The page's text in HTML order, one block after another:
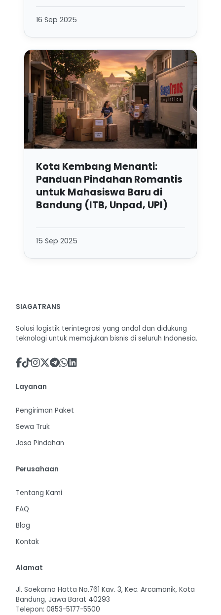
16 Sep 2025
Kota Kembang Menanti:
Panduan Pindahan Romantis
untuk Mahasiswa Baru di
Bandung (ITB, Unpad, UPI)
15 Sep 2025
SIAGATRANS
Solusi logistik terintegrasi yang andal dan didukung
teknologi untuk memajukan bisnis di seluruh Indonesia.
Layanan
Pengiriman Paket
Sewa Truk
Jasa Pindahan
Perusahaan
Tentang Kami
FAQ
Blog
Kontak
Alamat
Jl. Soekarno Hatta No.761 Kav. 3, Kec. Arcamanik, Kota
Bandung, Jawa Barat 40293
Telepon: 0853-5177-5500